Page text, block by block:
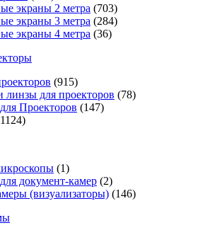
экраны 2 метра (703)
экраны 3 метра (284)
экраны 4 метра (36)
(915)
для проекторов (78)
Проекторов (147)
(1)
документ-камер (2)
(визуализаторы) (146)